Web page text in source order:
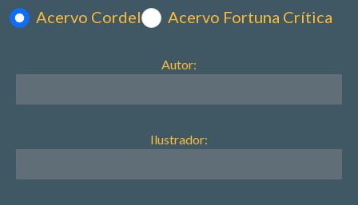
Acervo Cordel Acervo Fortuna Crítica
Autor:
Ilustrador: